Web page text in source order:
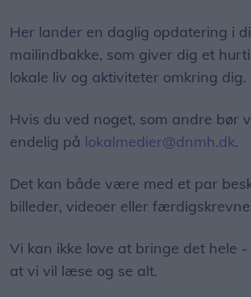
Her lander en daglig opdatering i
mailindbakke, som giver dig et
lokale liv og aktiviteter omkring dig.
Hvis du ved noget, som andre bør
endelig på lokalmedier@dnmh.dk.
Det kan både være med et par
billeder, videoer eller
Vi kan ikke love at bringe det hele
at vi vil læse og se alt.